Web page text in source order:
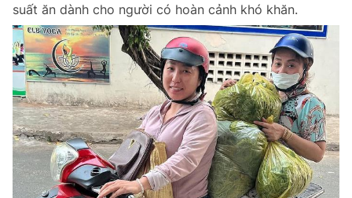
suất ăn dành cho người có hoàn cảnh khó khăn.